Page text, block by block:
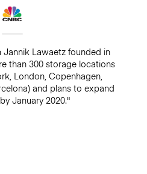
Lawaetz founded in
than 300 storage locations
London, Copenhagen,
and plans to expand
January 2020."